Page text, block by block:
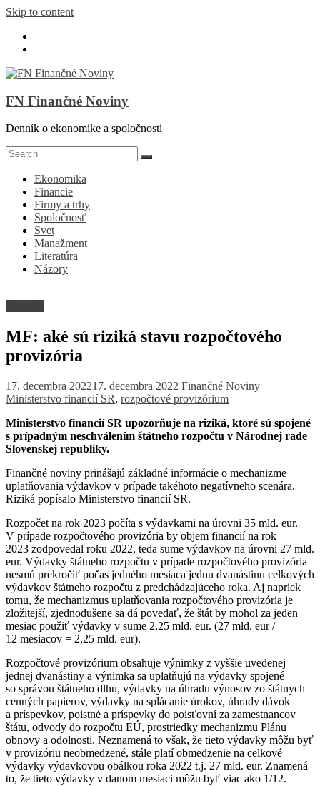
Skip to content
FN Finančné Noviny
Denník o ekonomike a spoločnosti
Ekonomika
Financie
Firmy a trhy
Spoločnosť
Svet
Manažment
Literatúra
Názory
MF: aké sú riziká stavu rozpočtového
provizória
17. decembra 202217. decembra 2022 Finančné Noviny
Ministerstvo financií SR, rozpočtové provizórium
Ministerstvo financií SR upozorňuje na riziká, ktoré sú spojené
s prípadným neschválením štátneho rozpočtu v Národnej rade
Slovenskej republiky.
Finančné noviny prinášajú základné informácie o mechanizme
uplatňovania výdavkov v prípade takéhoto negatívneho scenára.
Riziká popísalo Ministerstvo financií SR.
Rozpočet na rok 2023 počíta s výdavkami na úrovni 35 mld. eur.
V prípade rozpočtového provizória by objem financií na rok
2023 zodpovedal roku 2022, teda sume výdavkov na úrovni 27 mld.
eur. Výdavky štátneho rozpočtu v prípade rozpočtového provizória
nesmú prekročiť počas jedného mesiaca jednu dvanástinu celkových
výdavkov štátneho rozpočtu z predchádzajúceho roka. Aj napriek
tomu, že mechanizmus uplatňovania rozpočtového provizória je
zložitejší, zjednodušene sa dá povedať, že štát by mohol za jeden
mesiac použiť výdavky v sume 2,25 mld. eur. (27 mld. eur /
12 mesiacov = 2,25 mld. eur).
Rozpočtové provizórium obsahuje výnimky z vyššie uvedenej
jednej dvanástiny a výnimka sa uplatňujú na výdavky spojené
so správou štátneho dlhu, výdavky na úhradu výnosov zo štátnych
cenných papierov, výdavky na splácanie úrokov, úhrady dávok
a príspevkov, poistné a príspevky do poisťovní za zamestnancov
štátu, odvody do rozpočtu EÚ, prostriedky mechanizmu Plánu
obnovy a odolnosti. Neznamená to však, že tieto výdavky môžu byť
v provizóriu neobmedzené, stále platí obmedzenie na celkové
výdavky výdavkovou obálkou roka 2022 t.j. 27 mld. eur. Znamená
to, že tieto výdavky v danom mesiaci môžu byť viac ako 1/12.